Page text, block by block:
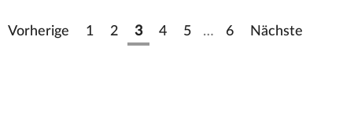
Vorherige 1 2 3 4 5 … 6 Nächste